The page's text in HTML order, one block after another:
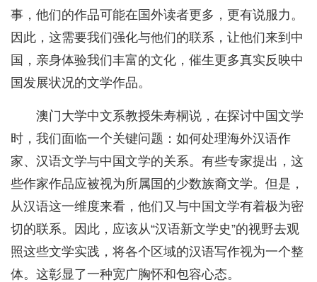
事，他们的作品可能在国外读者更多，更有说服力。
因此，这需要我们强化与他们的联系，让他们来到中
国，亲身体验我们丰富的文化，催生更多真实反映中
国发展状况的文学作品。
澳门大学中文系教授朱寿桐说，在探讨中国文学
时，我们面临一个关键问题：如何处理海外汉语作
家、汉语文学与中国文学的关系。有些专家提出，这
些作家作品应被视为所属国的少数族裔文学。但是，
从汉语这一维度来看，他们又与中国文学有着极为密
切的联系。因此，应该从“汉语新文学史”的视野去观
照这些文学实践，将各个区域的汉语写作视为一个整
体。这彰显了一种宽广胸怀和包容心态。